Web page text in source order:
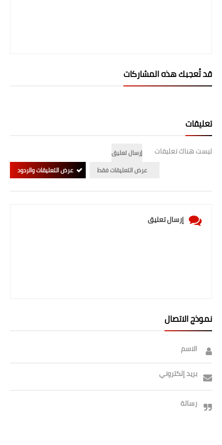
قد تُعجبك هذه المشاركات
تعليقات
ليست هناك تعليقات
إرسال تعليق
عرض التعليقات فقط
عرض التعليقات والردود
إرسال تعليق
نموذج الاتصال
الاسم
بريد إلكتروني
رسالة